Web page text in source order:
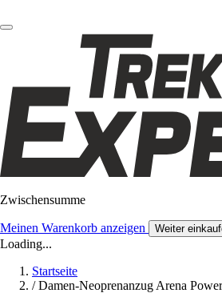
Zwischensumme
Meinen Warenkorb anzeigen Weiter
Loading...
Startseite
/ Damen-Neoprenanzug Arena